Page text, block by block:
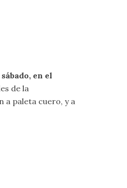
en el
de la
a paleta cuero, y a